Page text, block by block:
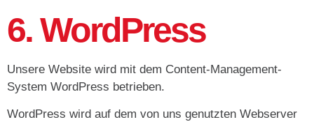
6. WordPress
Unsere Website wird mit dem Content-Management-
System WordPress betrieben.
WordPress wird auf dem von uns genutzten Webserver